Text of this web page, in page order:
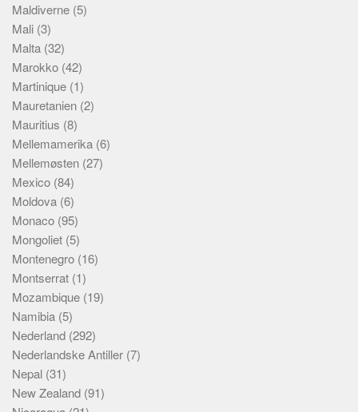
Maldiverne (5)
Mali (3)
Malta (32)
Marokko (42)
Martinique (1)
Mauretanien (2)
Mauritius (8)
Mellemamerika (6)
Mellemøsten (27)
Mexico (84)
Moldova (6)
Monaco (95)
Mongoliet (5)
Montenegro (16)
Montserrat (1)
Mozambique (19)
Namibia (5)
Nederland (292)
Nederlandske Antiller (7)
Nepal (31)
New Zealand (91)